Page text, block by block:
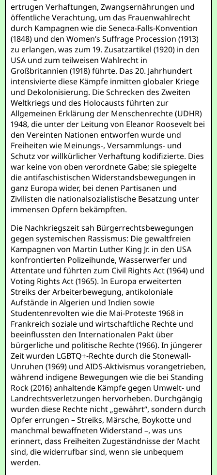
ertrugen Verhaftungen, Zwangsernährungen und
öffentliche Verachtung, um das Frauenwahlrecht
durch Kampagnen wie die Seneca-Falls-Konvention
(1848) und den Women’s Suffrage Procession (1913)
zu erlangen, was zum 19. Zusatzartikel (1920) in den
USA und zum teilweisen Wahlrecht in
Großbritannien (1918) führte. Das 20. Jahrhundert
intensivierte diese Kämpfe inmitten globaler Kriege
und Dekolonisierung. Die Schrecken des Zweiten
Weltkriegs und des Holocausts führten zur
Allgemeinen Erklärung der Menschenrechte (UDHR)
1948, die unter der Leitung von Eleanor Roosevelt bei
den Vereinten Nationen entworfen wurde und
Freiheiten wie Meinungs-, Versammlungs- und
Schutz vor willkürlicher Verhaftung kodifizierte. Dies
war keine von oben verordnete Gabe; sie spiegelte
die antifaschistischen Widerstandsbewegungen in
ganz Europa wider, bei denen Partisanen und
Zivilisten die nationalsozialistische Besatzung unter
immensen Opfern bekämpften.
Die Nachkriegszeit sah Bürgerrechtsbewegungen
gegen systemischen Rassismus: Die gewaltfreien
Kampagnen von Martin Luther King Jr. in den USA
konfrontierten Polizeihunde, Wasserwerfer und
Attentate und führten zum Civil Rights Act (1964) und
Voting Rights Act (1965). In Europa erweiterten
Streiks der Arbeiterbewegung, antikoloniale
Aufstände in Algerien und Indien sowie
Studentenrevolten wie die Mai-Proteste 1968 in
Frankreich soziale und wirtschaftliche Rechte und
beeinflussten den Internationalen Pakt über
bürgerliche und politische Rechte (1966). In jüngerer
Zeit wurden LGBTQ+-Rechte durch die Stonewall-
Unruhen (1969) und AIDS-Aktivismus vorangetrieben,
während indigene Bewegungen wie die bei Standing
Rock (2016) anhaltende Kämpfe gegen Umwelt- und
Landrechtsverletzungen hervorheben. Durchgängig
wurden diese Rechte nicht „gewährt“, sondern durch
Opfer errungen – Streiks, Märsche, Boykotte und
manchmal bewaffneten Widerstand –, was uns
erinnert, dass Freiheiten Zugeständnisse der Macht
sind, die widerrufbar sind, wenn sie unbequem
werden.